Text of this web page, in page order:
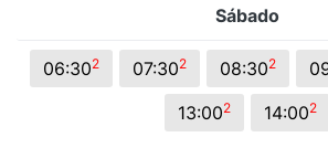
Sábado
06:302 07:302 08:302
13:002 14:002